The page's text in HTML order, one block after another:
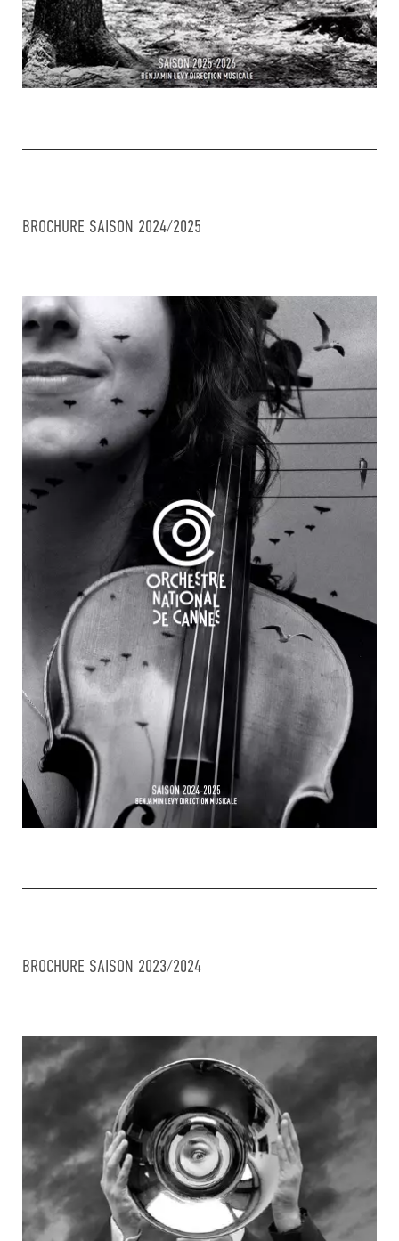
BROCHURE SAISON 2024/2025
BROCHURE SAISON 2023/2024